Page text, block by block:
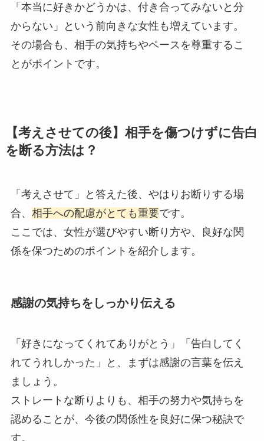
「本当に好きかどうかは、付き合ってみないと分
からない」という前向きな女性も増えています。
その場合も、相手の気持ちやペースを尊重するこ
とがポイントです。
【考えさせての後】相手を傷つけずに告白
を断る方法は？
「考えさせて」と答えた後、やはりお断りする場
合、 相手への配慮がとても重要です。
ここでは、女性が選びやすい断り方や、良好な関
係を保つためのポイントを紹介します。
感謝の気持ちをしっかり伝える
「好きになってくれてありがとう」「告白してく
れてうれしかった」と、まずは感謝の言葉を伝え
ましょう。
ストレートな断りよりも、相手の努力や気持ちを
認めることが、今後の関係性を良好に保つ秘訣で
す。